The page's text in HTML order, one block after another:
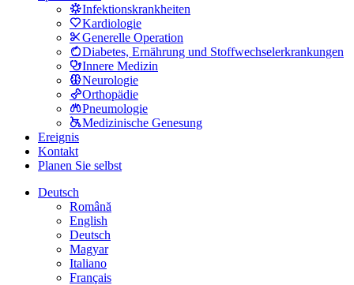
Infektionskrankheiten
Kardiologie
Generelle Operation
Diabetes, Ernährung und Stoffwechselerkrankungen
Innere Medizin
Neurologie
Orthopädie
Pneumologie
Medizinische Genesung
Ereignis
Kontakt
Planen Sie selbst
Deutsch
Română
English
Deutsch
Magyar
Italiano
Français